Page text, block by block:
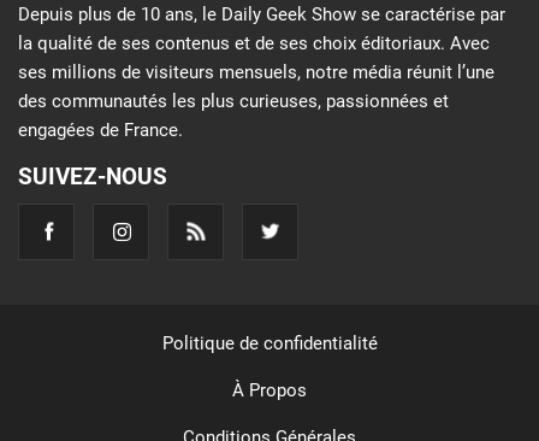
Depuis plus de 10 ans, le Daily Geek Show se caractérise par
la qualité de ses contenus et de ses choix éditoriaux. Avec
ses millions de visiteurs mensuels, notre média réunit l’une
des communautés les plus curieuses, passionnées et
engagées de France.
SUIVEZ-NOUS
Politique de confidentialité
À Propos